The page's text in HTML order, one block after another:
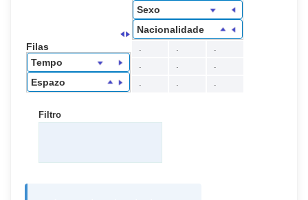
Sexo
Nacionalidade
Filas
Tempo
Espazo
Filtro